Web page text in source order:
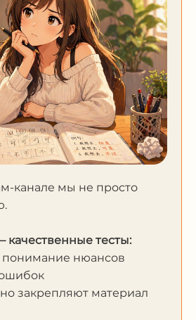
канале мы не просто
тесты:
нюансов
закрепляют материал